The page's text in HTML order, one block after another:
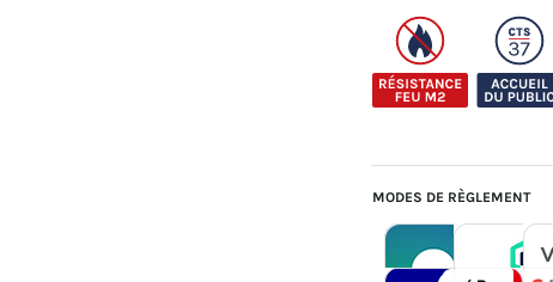
MODES DE RÈGLEMENT